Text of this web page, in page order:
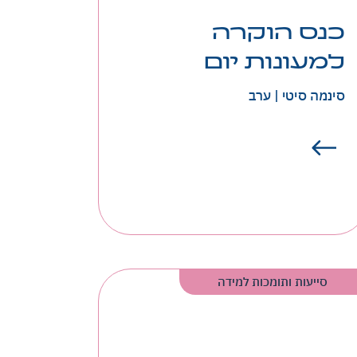
כנס הוקרה
למעונות יום
סינמה סיטי | ערב
סייעות ותומכות למידה